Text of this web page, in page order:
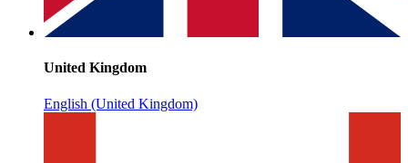
United Kingdom
English (United Kingdom)